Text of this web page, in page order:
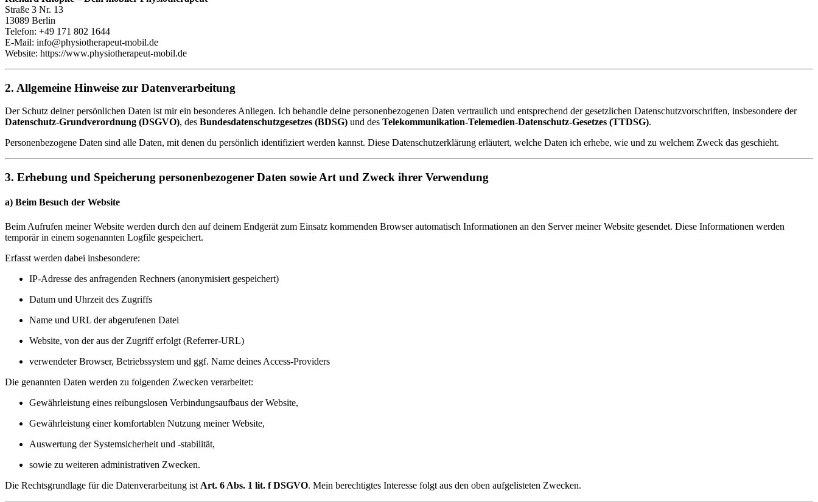
Straße 3 Nr. 13
13089 Berlin
Telefon: +49 171 802 1644
E-Mail: info@physiotherapeut-mobil.de
Website: https://www.physiotherapeut-mobil.de
2. Allgemeine Hinweise zur Datenverarbeitung
Der Schutz deiner persönlichen Daten ist mir ein besonderes Anliegen. Ich behandle deine personenbezogenen Daten vertraulich und entsprechend der gesetzlichen Datenschutzvorschriften, insbesondere der
Datenschutz-Grundverordnung (DSGVO), des Bundesdatenschutzgesetzes (BDSG) und des Telekommunikation-Telemedien-Datenschutz-Gesetzes (TTDSG).
Personenbezogene Daten sind alle Daten, mit denen du persönlich identifiziert werden kannst. Diese Datenschutzerklärung erläutert, welche Daten ich erhebe, wie und zu welchem Zweck das geschieht.
3. Erhebung und Speicherung personenbezogener Daten sowie Art und Zweck ihrer Verwendung
a) Beim Besuch der Website
Beim Aufrufen meiner Website werden durch den auf deinem Endgerät zum Einsatz kommenden Browser automatisch Informationen an den Server meiner Website gesendet. Diese Informationen werden
temporär in einem sogenannten Logfile gespeichert.
Erfasst werden dabei insbesondere:
IP-Adresse des anfragenden Rechners (anonymisiert gespeichert)
Datum und Uhrzeit des Zugriffs
Name und URL der abgerufenen Datei
Website, von der aus der Zugriff erfolgt (Referrer-URL)
verwendeter Browser, Betriebssystem und ggf. Name deines Access-Providers
Die genannten Daten werden zu folgenden Zwecken verarbeitet:
Gewährleistung eines reibungslosen Verbindungsaufbaus der Website,
Gewährleistung einer komfortablen Nutzung meiner Website,
Auswertung der Systemsicherheit und -stabilität,
sowie zu weiteren administrativen Zwecken.
Die Rechtsgrundlage für die Datenverarbeitung ist Art. 6 Abs. 1 lit. f DSGVO. Mein berechtigtes Interesse folgt aus den oben aufgelisteten Zwecken.